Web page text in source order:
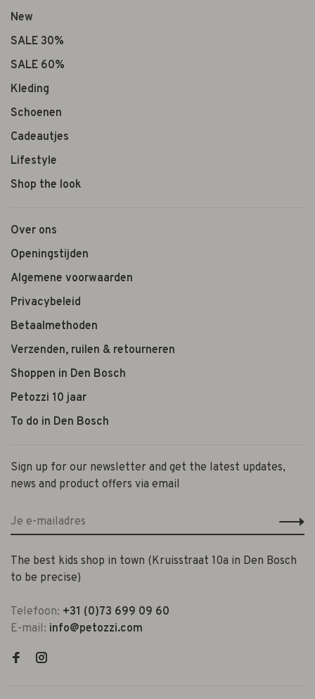
New
SALE 30%
SALE 60%
Kleding
Schoenen
Cadeautjes
Lifestyle
Shop the look
Over ons
Openingstijden
Algemene voorwaarden
Privacybeleid
Betaalmethoden
Verzenden, ruilen & retourneren
Shoppen in Den Bosch
Petozzi 10 jaar
To do in Den Bosch
Sign up for our newsletter and get the latest updates,
news and product offers via email
The best kids shop in town (Kruisstraat 10a in Den Bosch
to be precise)
Telefoon: +31 (0)73 699 09 60
E-mail: info@petozzi.com